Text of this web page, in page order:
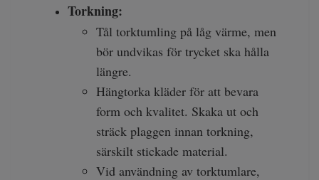
Torkning:
Tål torktumling på låg värme, men
bör undvikas för trycket ska hålla
längre.
Hängtorka kläder för att bevara
form och kvalitet. Skaka ut och
sträck plaggen innan torkning,
särskilt stickade material.
Vid användning av torktumlare,